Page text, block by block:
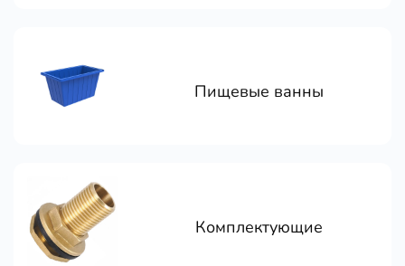
Пищевые ванны
Комплектующие